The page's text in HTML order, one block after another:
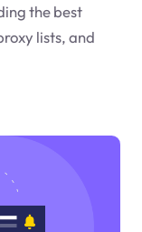
the best
lists, and